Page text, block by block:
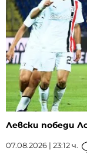
Левски победи
07.08.2026 | 23:12 ч.